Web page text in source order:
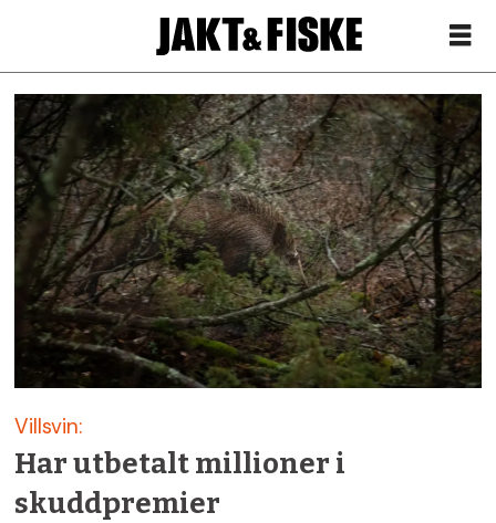
Siste
nytt
om
svinepest
–
Jakt
&
Fiske
Villsvin:
Har utbetalt millioner i
skuddpremier